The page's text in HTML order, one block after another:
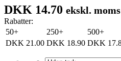
DKK 14.70 ekskl. moms
Rabatter:
50+
250+ 500+
DKK 21.00 DKK 18.90 DKK